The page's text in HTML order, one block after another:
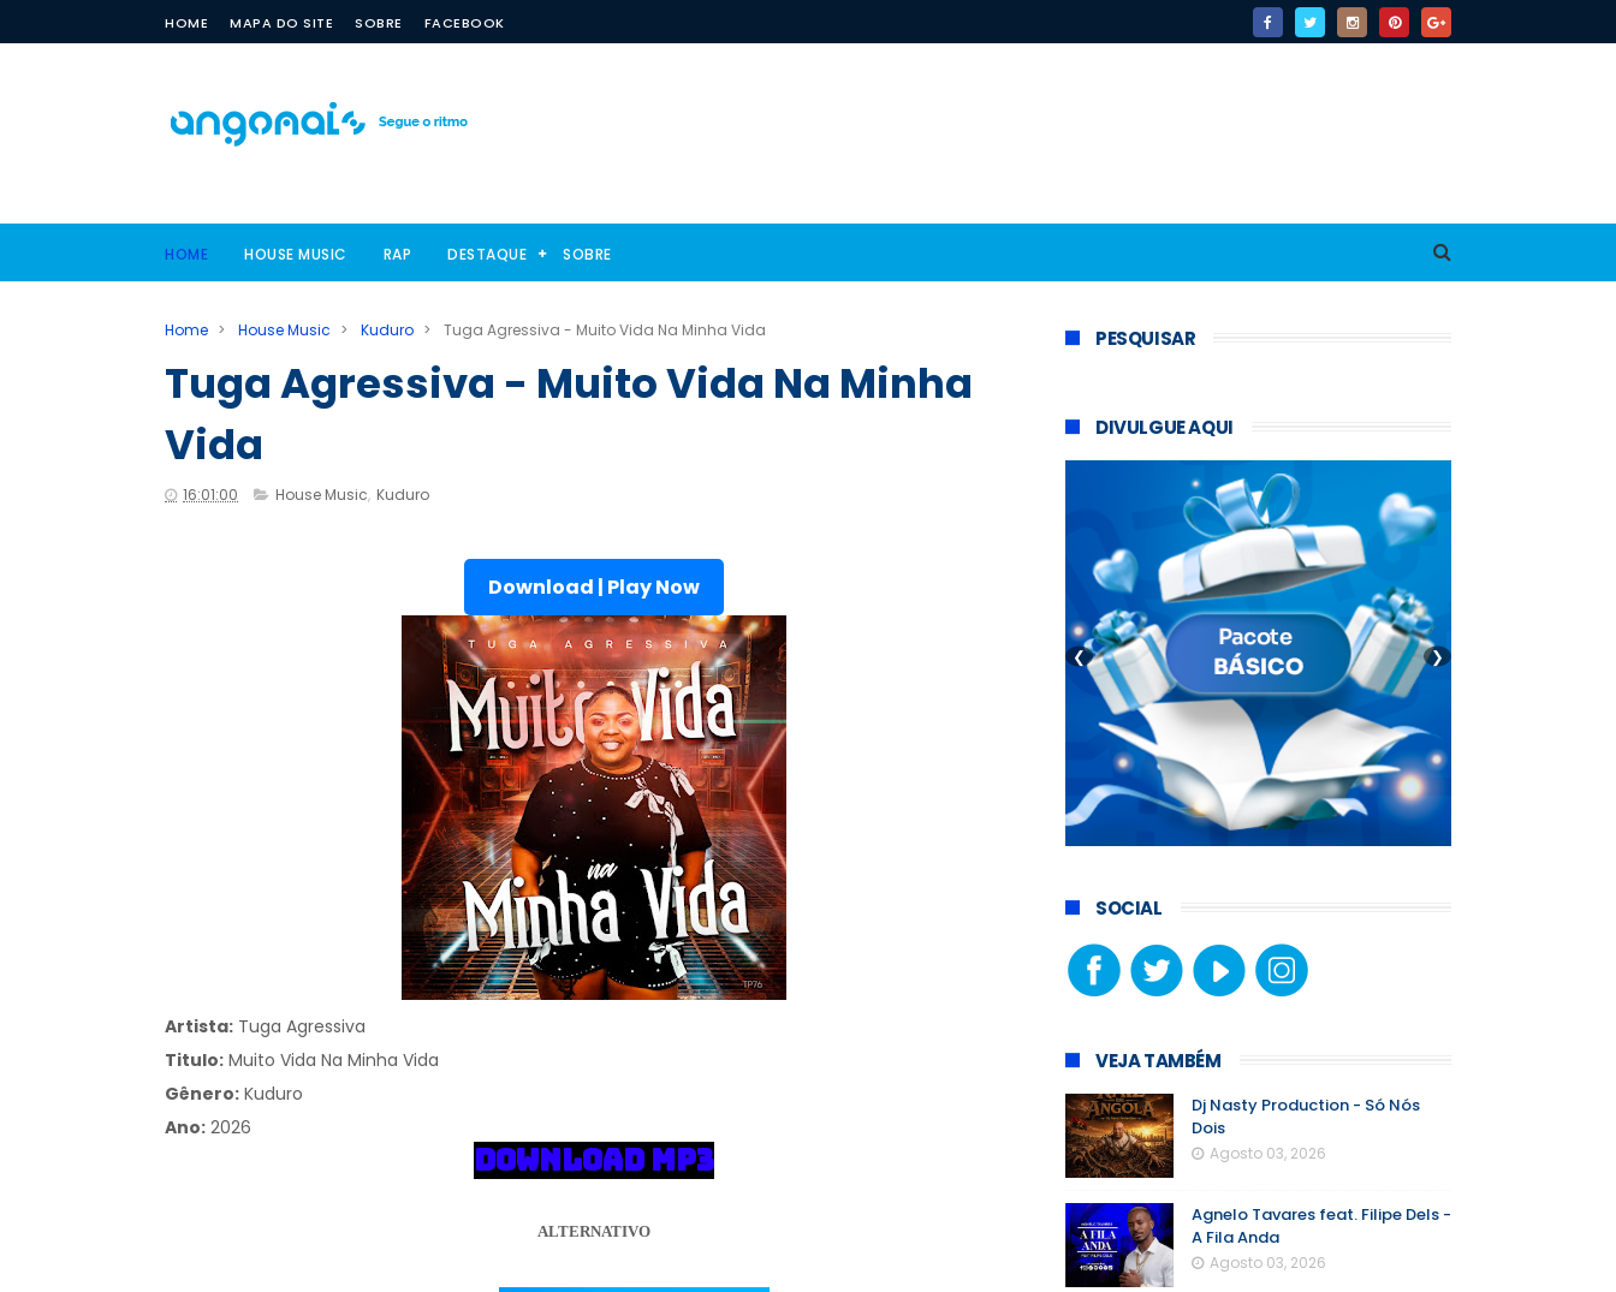
HOME MAPA DO SITE SOBRE FACEBOOK
HOME HOUSE MUSIC RAP DESTAQUE SOBRE
Home > House Music > Kuduro > Tuga Agressiva - Muito Vida Na Minha Vida
Tuga Agressiva - Muito Vida Na Minha
Vida
16:01:00 House Music, Kuduro
Download | Play Now
Artista: Tuga Agressiva
Titulo: Muito Vida Na Minha Vida
Gênero: Kuduro
Ano: 2026
DOWNLOAD MP3
ALTERNATIVO
PESQUISAR
DIVULGUE AQUI
❮ ❯
SOCIAL
VEJA TAMBÉM
Dj Nasty Production - Só Nós
Dois
Agosto 03, 2026
Agnelo Tavares feat. Filipe Dels -
A Fila Anda
Agosto 03, 2026